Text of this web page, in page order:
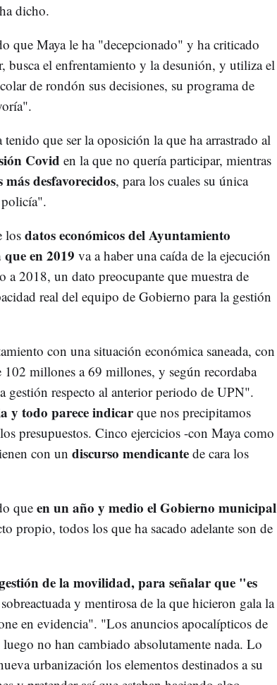
dicho.
que Maya le ha "decepcionado" y ha criticado
busca el enfrentamiento y la desunión, y utiliza el
de rondón sus decisiones, su programa de
tenido que ser la oposición la que ha arrastrado al
Covid en la que no quería participar, mientras
desfavorecidos, para los cuales su única
policía".
losdatos económicos del Ayuntamiento
en 2019 va a haber una caída de la ejecución
a 2018, un dato preocupante que muestra de
real del equipo de Gobierno para la gestión
con una situación económica saneada, con
102 millones a 69 millones, y según recordaba
gestión respecto al anterior periodo de UPN".
y todo parece indicarque nos precipitamos
presupuestos. Cinco ejercicios -con Maya como
con un discurso mendicantede cara los
que en un año y medio el Gobierno municipal
propio, todos los que ha sacado adelante son de
de la movilidad, para señalar que "es
y mentirosa de la que hicieron gala la
en evidencia". "Los anuncios apocalípticos de
no han cambiado absolutamente nada. Lo
urbanización los elementos destinados a su